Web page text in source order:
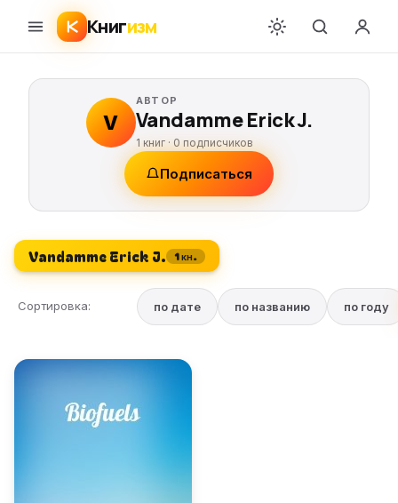
Книгизм
V
АВТОР
Vandamme Erick J.
1 книг · 0 подписчиков
Подписаться
Vandamme Erick J. 1 кн.
Сортировка: по дате по названию по году